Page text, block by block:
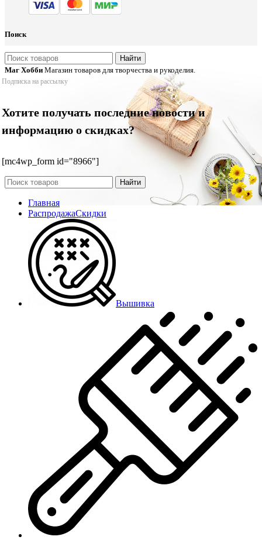
Поиск
Найти
Маг Хобби Магазин товаров для творчества и рукоделия.
Подписка на рассылку
Хотите получать последние новости и
информацию о скидках?
[mc4wp_form id="8966"]
Найти
Главная
РаспродажаСкидки
Вышивка